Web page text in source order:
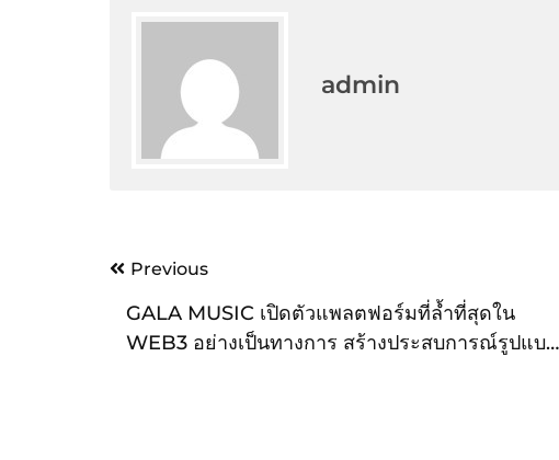
admin
PostPrevious
GALA MUSIC เปิดตัวแพลตฟอร์มที่ล้ำที่สุดใน
WEB3 อย่างเป็นทางการ สร้างประสบการณ์รูปแบบ